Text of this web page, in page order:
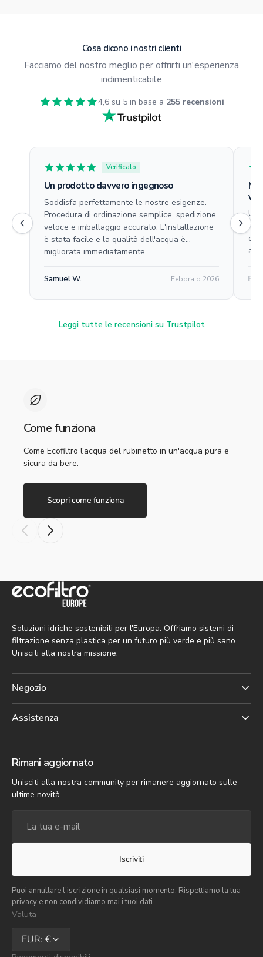
Cosa dicono i nostri clienti
Facciamo del nostro meglio per offrirti un'esperienza
indimenticabile
4,6 su 5 in base a 255 recensioni
Verificato
Un prodotto davvero ingegnoso
Soddisfa perfettamente le nostre esigenze.
Procedura di ordinazione semplice, spedizione
veloce e imballaggio accurato. L'installazione
è stata facile e la qualità dell'acqua è
migliorata immediatamente.
Samuel W. Febbraio 2026
Mi
il
Leggi tutte le recensioni su Trustpilot
Come funziona
Come Ecofiltro l'acqua del rubinetto in un'acqua pura e
sicura da bere.
Scopri come funziona
Soluzioni idriche sostenibili per l'Europa. Offriamo sistemi di
filtrazione senza plastica per un futuro più verde e più sano.
Unisciti alla nostra missione.
Negozio
Assistenza
Rimani aggiornato
Unisciti alla nostra community per rimanere aggiornato sulle
ultime novità.
e-
Iscriviti
Puoi annullare l'iscrizione in qualsiasi momento. Rispettiamo la tua
privacy e non condividiamo mai i tuoi dati.
Valuta
EUR: €